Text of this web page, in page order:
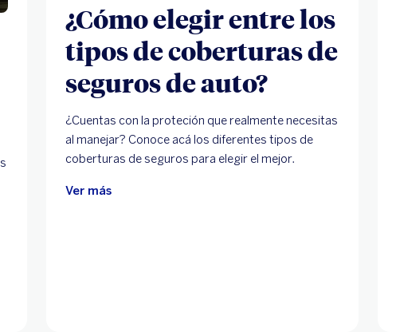
¿Cómo elegir entre los
tipos de coberturas de
seguros de auto?
¿Cuentas con la proteción que realmente necesitas
al manejar? Conoce acá los diferentes tipos de
coberturas de seguros para elegir el mejor.
Ver más